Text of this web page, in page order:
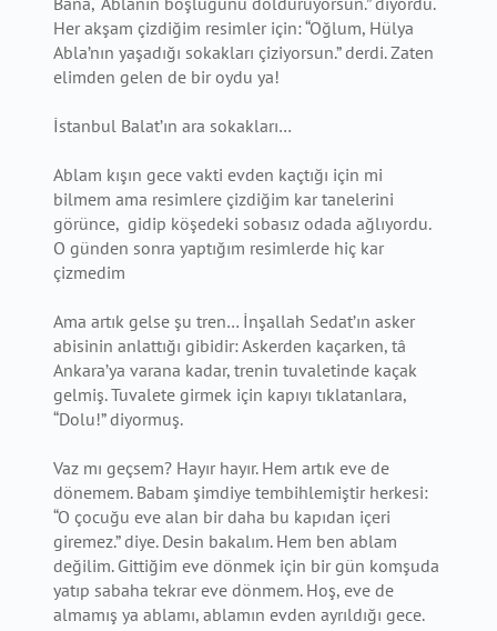
Her akşam çizdiğim resimler için: “Oğlum, Hülya
Abla’nın yaşadığı sokakları çiziyorsun.” derdi. Zaten
elimden gelen de bir oydu ya!
İstanbul Balat’ın ara sokakları…
Ablam kışın gece vakti evden kaçtığı için mi
bilmem ama resimlere çizdiğim kar tanelerini
görünce, gidip köşedeki sobasız odada ağlıyordu.
O günden sonra yaptığım resimlerde hiç kar
çizmedim
Ama artık gelse şu tren… İnşallah Sedat’ın asker
abisinin anlattığı gibidir: Askerden kaçarken, tâ
Ankara’ya varana kadar, trenin tuvaletinde kaçak
gelmiş. Tuvalete girmek için kapıyı tıklatanlara,
“Dolu!” diyormuş.
Vaz mı geçsem? Hayır hayır. Hem artık eve de
dönemem. Babam şimdiye tembihlemiştir herkesi:
“O çocuğu eve alan bir daha bu kapıdan içeri
giremez.” diye. Desin bakalım. Hem ben ablam
değilim. Gittiğim eve dönmek için bir gün komşuda
yatıp sabaha tekrar eve dönmem. Hoş, eve de
almamış ya ablamı, ablamın evden ayrıldığı gece.